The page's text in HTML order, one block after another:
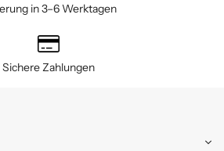
in 3–6 Werktagen
Sichere Zahlungen